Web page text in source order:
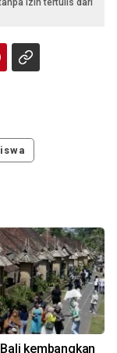
izin tertulis dari
kembangkan